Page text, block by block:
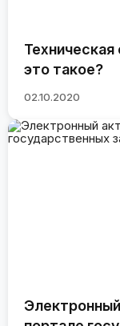
Техническая
это такое?
02.10.2020